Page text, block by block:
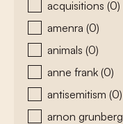
acquisitions (0)
amenra (0)
animals (0)
anne frank (0)
antisemitism (0)
arnon grunberg